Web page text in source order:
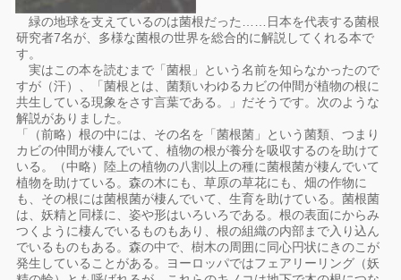
緑の地球を支えているのは菌根だった……日本を代表する菌根
研究者7名が、多様な菌根の世界を総合的に解説してくれる本で
す。
実はこの本を読むまで「菌根」という名前を知らなかったので
すが（汗）、「菌根とは、菌類いわゆるカビの仲間が植物の根に
共生している現象をさす言葉である。」だそうです。次のような
解説がありました。
「（前略）根の中には、その名を「菌根菌」という菌類、つまり
カビの仲間が棲んでいて、植物の根が養分を吸収するのを助けて
いる。（中略）陸上の植物の八割以上の種に菌根菌が棲んでいて
植物を助けている。森の木にも、草原の草花にも、畑の作物に
も、その根には菌根菌が棲んでいて、生育を助けている。菌根菌
は、妖精と同様に、姿や形はいろいろである。根の表面にからみ
つくように棲んでいるものもあり、根の組織の内部まで入り込ん
でいるものもある。森の中で、樹木の周囲に同心円状にきのこが
発生していることがある。ヨーロッパではフェアリーリング（妖